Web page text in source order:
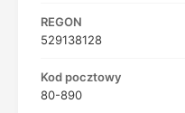
REGON
529138128
Kod pocztowy
80-890